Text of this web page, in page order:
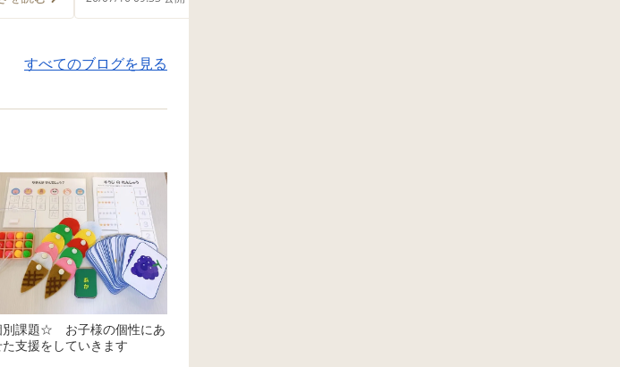
ジタル
すご
せなが
、挑戦
たくさ
普段な
る大切
「やっ
がら、
「でき
じてい
風鈴づくりを楽しみました🎐✨
お話から活動がスタート☺️ 「なん
子どもたちからは 「綺麗な音が涼
ックのコップの小さな穴やビーズ
に紐を通し、鈴を付けて風鈴づく
りに挑戦✨😉 細かな穴に紐を通し
たり、固結びをしたりと、指先を
たくさん使う作業が続きましが、
集中しながら最後まで取り組めま
した‼️ 一つひとつの工程が手先の巧
緻性や集中力を育みます✨ 仕上げ
は、夏らしいシールで思い思いに
すべてのブログを見る
課題☆ お子様の個性にあ
支援をしていきます